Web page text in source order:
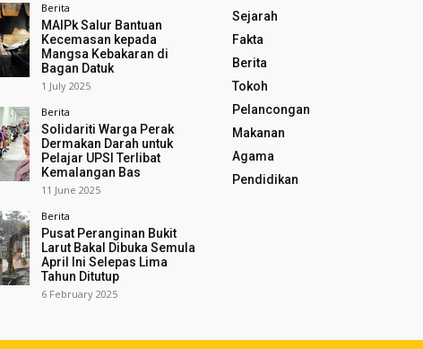
Berita
MAIPk Salur Bantuan
Kecemasan kepada
Mangsa Kebakaran di
Bagan Datuk
1 July 2025
Berita
Solidariti Warga Perak
Dermakan Darah untuk
Pelajar UPSI Terlibat
Kemalangan Bas
11 June 2025
Berita
Pusat Peranginan Bukit
Larut Bakal Dibuka Semula
April Ini Selepas Lima
Tahun Ditutup
6 February 2025
Sejarah
Fakta
Berita
Tokoh
Pelancongan
Makanan
Agama
Pendidikan